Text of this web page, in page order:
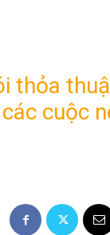
thỏa
cuộc